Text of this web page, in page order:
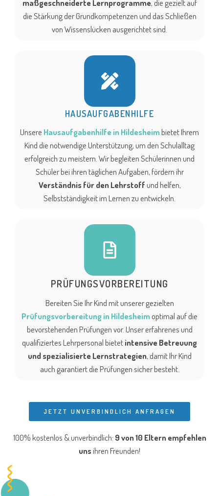
maßgeschneiderte Lernprogramme, die gezielt auf
die Stärkung der Grundkompetenzen und das Schließen
von Wissenslücken ausgerichtet sind.
HAUSAUFGABENHILFE
Unsere Hausaufgabenhilfe in Hildesheimbietet Ihrem
Kind die notwendige Unterstützung, um den Schulalltag
erfolgreich zu meistern. Wir begleiten Schülerinnen und
Schüler bei ihren täglichen Aufgaben, fördern ihr
Verständnis für den Lehrstoffund helfen,
Selbstständigkeit im Lernen zu entwickeln.
PRÜFUNGSVORBEREITUNG
Bereiten Sie Ihr Kind mit unserer gezielten
Prüfungsvorbereitung in Hildesheimoptimal auf die
bevorstehenden Prüfungen vor. Unser erfahrenes und
qualifiziertes Lehrpersonal bietetintensive Betreuung
und spezialisierte Lernstrategien, damit Ihr Kind
auch garantiert die Prüfungen sicher besteht.
JETZT UNVERBINDLICH ANFRAGEN
100% kostenlos & unverbindlich: 9 von 10 Eltern empfehlen
unsihren Freunden!